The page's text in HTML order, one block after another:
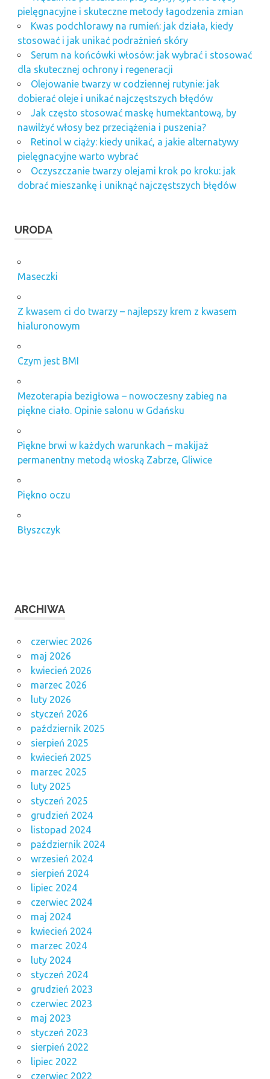
pielęgnacyjne i skuteczne metody łagodzenia zmian
Kwas podchlorawy na rumień: jak działa, kiedy
stosować i jak unikać podrażnień skóry
Serum na końcówki włosów: jak wybrać i stosować
dla skutecznej ochrony i regeneracji
Olejowanie twarzy w codziennej rutynie: jak
dobierać oleje i unikać najczęstszych błędów
Jak często stosować maskę humektantową, by
nawilżyć włosy bez przeciążenia i puszenia?
Retinol w ciąży: kiedy unikać, a jakie alternatywy
pielęgnacyjne warto wybrać
Oczyszczanie twarzy olejami krok po kroku: jak
dobrać mieszankę i uniknąć najczęstszych błędów
URODA
Maseczki
Z kwasem ci do twarzy – najlepszy krem z kwasem
hialuronowym
Czym jest BMI
Mezoterapia bezigłowa – nowoczesny zabieg na
piękne ciało. Opinie salonu w Gdańsku
Piękne brwi w każdych warunkach – makijaż
permanentny metodą włoską Zabrze, Gliwice
Piękno oczu
Błyszczyk
ARCHIWA
czerwiec 2026
maj 2026
kwiecień 2026
marzec 2026
luty 2026
styczeń 2026
październik 2025
sierpień 2025
kwiecień 2025
marzec 2025
luty 2025
styczeń 2025
grudzień 2024
listopad 2024
październik 2024
wrzesień 2024
sierpień 2024
lipiec 2024
czerwiec 2024
maj 2024
kwiecień 2024
marzec 2024
luty 2024
styczeń 2024
grudzień 2023
czerwiec 2023
maj 2023
styczeń 2023
sierpień 2022
lipiec 2022
czerwiec 2022